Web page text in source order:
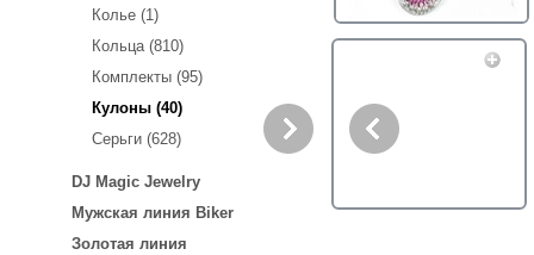
Колье (1)
Кольца (810)
Комплекты (95)
Кулоны (40)
Серьги (628)
DJ Magic Jewelry
Мужская линия Biker
Золотая линия